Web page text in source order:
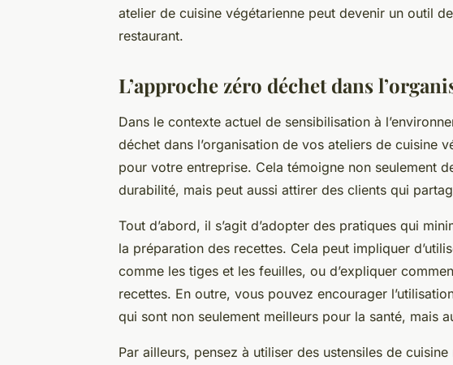
atelier de cuisine végétarienne peut devenir un outil
restaurant.
L’approche zéro déchet dans
Dans le contexte actuel de sensibilisation à
déchet dans l’organisation de vos ateliers de cuisine
pour votre entreprise. Cela témoigne non seulement
durabilité, mais peut aussi attirer des clients qui
Tout d’abord, il s’agit d’adopter des pratiques qui
la préparation des recettes. Cela peut impliquer
comme les tiges et les feuilles, ou d’expliquer
recettes. En outre, vous pouvez encourager
qui sont non seulement meilleurs pour la santé, mais
Par ailleurs, pensez à utiliser des ustensiles de